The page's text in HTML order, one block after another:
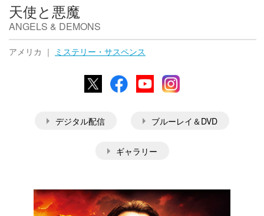
天使と悪魔
ANGELS & DEMONS
アメリカ ｜ ミステリー・サスペンス
X FacebookYouTubeInstagram
デジタル配信 ブルーレイ＆DVD
ギャラリー